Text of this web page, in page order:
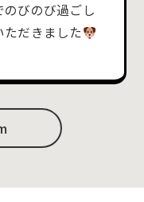
びのび過ごし
だきました